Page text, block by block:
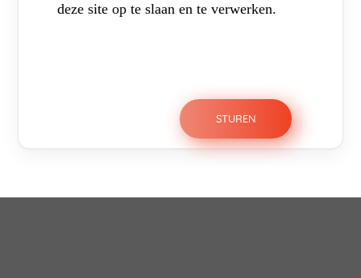
deze site op te slaan en te verwerken.